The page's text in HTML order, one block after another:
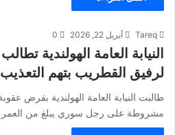
Tareq أبريل 22, 2026 0
لرفيق القطريب بتهم
مشروطة على رجل سوري يبلغ من العمر 57 عاماً،…